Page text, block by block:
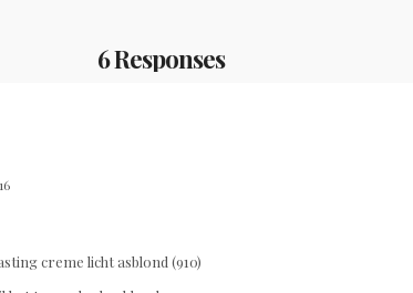
6 Responses
creme licht asblond (910)